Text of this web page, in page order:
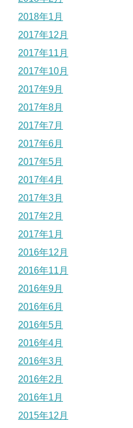
2018年1月
2017年12月
2017年11月
2017年10月
2017年9月
2017年8月
2017年7月
2017年6月
2017年5月
2017年4月
2017年3月
2017年2月
2017年1月
2016年12月
2016年11月
2016年9月
2016年6月
2016年5月
2016年4月
2016年3月
2016年2月
2016年1月
2015年12月